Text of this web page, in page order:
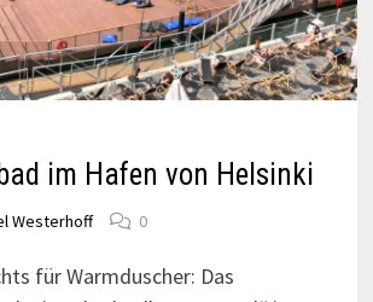
im Hafen von Helsinki
Westerhoff 0
für Warmduscher: Das